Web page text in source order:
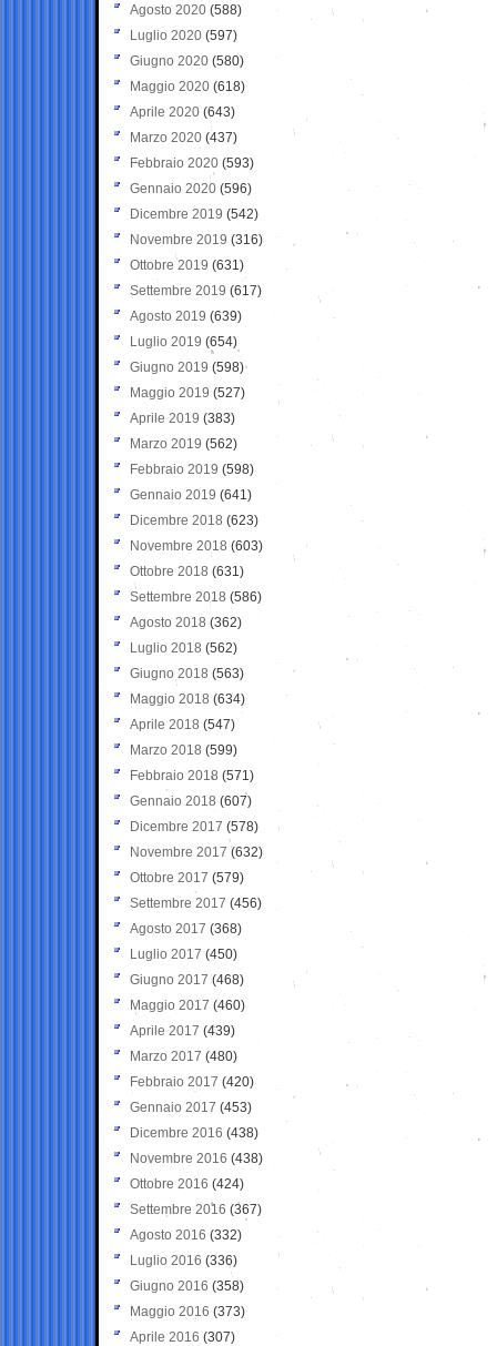
Agosto 2020 (588)
Luglio 2020 (597)
Giugno 2020 (580)
Maggio 2020 (618)
Aprile 2020 (643)
Marzo 2020 (437)
Febbraio 2020 (593)
Gennaio 2020 (596)
Dicembre 2019 (542)
Novembre 2019 (316)
Ottobre 2019 (631)
Settembre 2019 (617)
Agosto 2019 (639)
Luglio 2019 (654)
Giugno 2019 (598)
Maggio 2019 (527)
Aprile 2019 (383)
Marzo 2019 (562)
Febbraio 2019 (598)
Gennaio 2019 (641)
Dicembre 2018 (623)
Novembre 2018 (603)
Ottobre 2018 (631)
Settembre 2018 (586)
Agosto 2018 (362)
Luglio 2018 (562)
Giugno 2018 (563)
Maggio 2018 (634)
Aprile 2018 (547)
Marzo 2018 (599)
Febbraio 2018 (571)
Gennaio 2018 (607)
Dicembre 2017 (578)
Novembre 2017 (632)
Ottobre 2017 (579)
Settembre 2017 (456)
Agosto 2017 (368)
Luglio 2017 (450)
Giugno 2017 (468)
Maggio 2017 (460)
Aprile 2017 (439)
Marzo 2017 (480)
Febbraio 2017 (420)
Gennaio 2017 (453)
Dicembre 2016 (438)
Novembre 2016 (438)
Ottobre 2016 (424)
Settembre 2016 (367)
Agosto 2016 (332)
Luglio 2016 (336)
Giugno 2016 (358)
Maggio 2016 (373)
Aprile 2016 (307)